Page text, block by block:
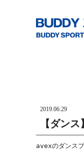
2019.06.29
【ダン
avexのダンス